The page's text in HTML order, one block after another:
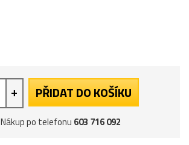
+ PŘIDAT DO KOŠÍKU
Nákup po telefonu 603 716 092